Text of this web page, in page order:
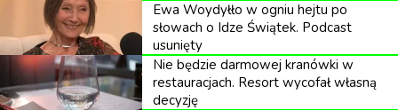
Ewa Woydyłło w ogniu hejtu po
słowach o Idze Świątek. Podcast
usunięty
Nie będzie darmowej kranówki w
restauracjach. Resort wycofał własną
decyzję